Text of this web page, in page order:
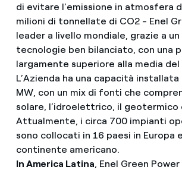
di evitare l’emissione in atmosfera
milioni di tonnellate di CO2 - Enel
leader a livello mondiale, grazie a un
tecnologie ben bilanciato, con una
largamente superiore alla media
L’Azienda ha una capacità
MW, con un mix di fonti che
solare, l’idroelettrico, il geotermico
Attualmente, i circa 700 impianti
sono collocati in 16 paesi in Europa
continente americano.
In America Latina , Enel Green